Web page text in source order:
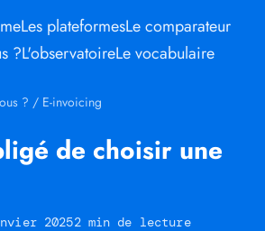
Les plateformesLe comparateur
?L'observatoireLe vocabulaire
? / E-invoicing
de choisir une
20252 min de lecture